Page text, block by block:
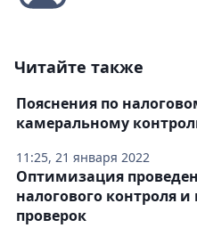
Читайте также
11:25, 21 января 2022
Пояснения по
камеральному
Оптимизация
налогового контроля
проверок